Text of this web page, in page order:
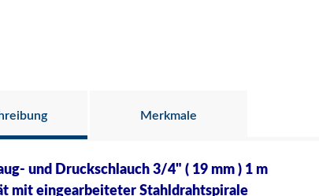
Merkmale
und Druckschlauch 3/4" ( 19 mm ) 1 m
mit eingearbeiteter Stahldrahtspirale